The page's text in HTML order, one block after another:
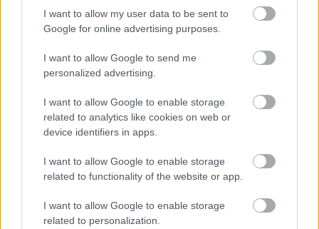
I want to allow my user data to be sent to
Google for online advertising purposes.
I want to allow Google to send me
personalized advertising.
I want to allow Google to enable storage
related to analytics like cookies on web or
device identifiers in apps.
I want to allow Google to enable storage
related to functionality of the website or app.
I want to allow Google to enable storage
related to personalization.
Támogatás
Támogasd adományoddal
Kapcsolódó hírek